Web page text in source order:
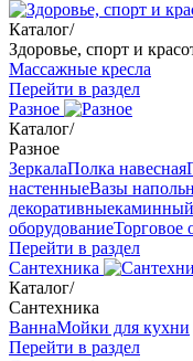
Каталог/
Здоровье, спорт и
Массажные кресла
Перейти в раздел
Разное
Каталог/
Разное
ЗеркалаПолка навесная
настенныеВазы
декоративные
оборудованиеТорговое
Перейти в раздел
Сантехника
Каталог/
Сантехника
ВаннаМойки для кухни
Перейти в раздел